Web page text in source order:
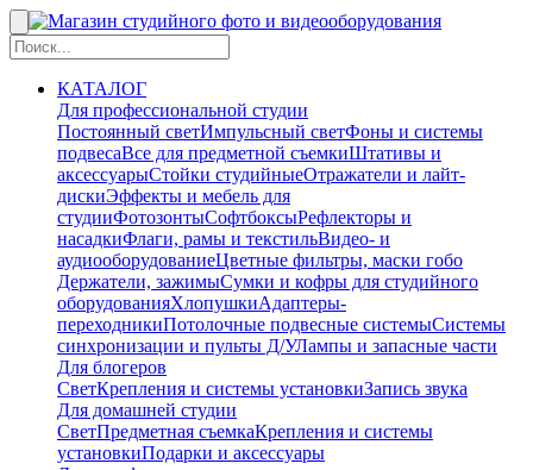
КАТАЛОГ
Для профессиональной студии
Постоянный светИмпульсный светФоны и системы
подвесаВсе для предметной съемкиШтативы и
аксессуарыСтойки студийныеОтражатели и лайт-
дискиЭффекты и мебель для
студииФотозонтыСофтбоксыРефлекторы и
насадкиФлаги, рамы и текстильВидео- и
аудиооборудованиеЦветные фильтры, маски гобо
Держатели, зажимыСумки и кофры для студийного
оборудованияХлопушкиАдаптеры-
переходникиПотолочные подвесные системыСистемы
синхронизации и пульты Д/УЛампы и запасные части
Для блогеров
СветКрепления и системы установкиЗапись звука
Для домашней студии
СветПредметная съемкаКрепления и системы
установкиПодарки и аксессуары